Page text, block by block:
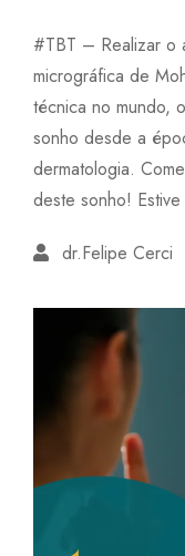
#TBT – Realizar o
micrográfica de
técnica no mundo,
sonho desde a
dermatologia.
deste sonho!
dr.Felipe Cerci